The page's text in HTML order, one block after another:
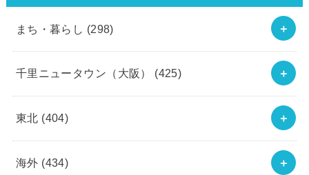
まち・暮らし (298)
千里ニュータウン（大阪） (425)
東北 (404)
海外 (434)